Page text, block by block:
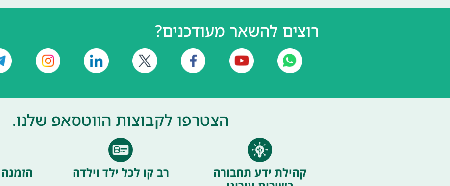
רוצים להשאר מעודכנים?
הצטרפו לקבוצות הווטסאפ שלנו.
קהילת ידע תחבורה
רב קו לכל ילד וילדה